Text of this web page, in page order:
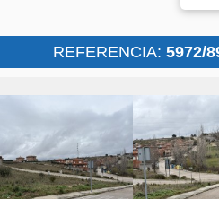
REFERENCIA: 5972/